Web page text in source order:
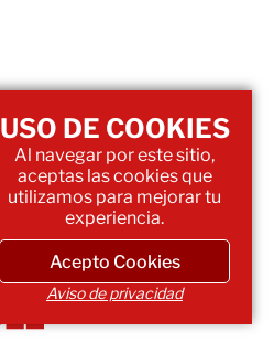
USO DE COOKIES
Al navegar por este sitio,
aceptas las cookies que
utilizamos para mejorar tu
experiencia.
Acepto Cookies
Aviso de privacidad